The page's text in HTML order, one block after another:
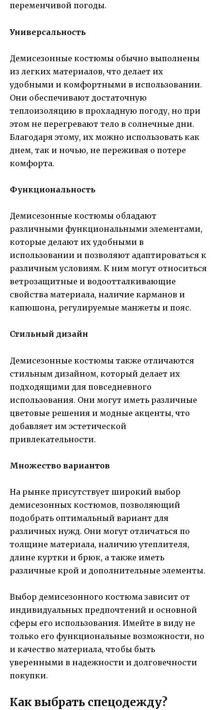
переменчивой погоды.
Универсальность
Демисезонные костюмы обычно выполнены
из легких материалов, что делает их
удобными и комфортными в использовании.
Они обеспечивают достаточную
теплоизоляцию в прохладную погоду, но при
этом не перегревают тело в солнечные дни.
Благодаря этому, их можно использовать как
днем, так и ночью, не переживая о потере
комфорта.
Функциональность
Демисезонные костюмы обладают
различными функциональными элементами,
которые делают их удобными в
использовании и позволяют адаптироваться к
различным условиям. К ним могут относиться
ветрозащитные и водоотталкивающие
свойства материала, наличие карманов и
капюшона, регулируемые манжеты и пояс.
Стильный дизайн
Демисезонные костюмы также отличаются
стильным дизайном, который делает их
подходящими для повседневного
использования. Они могут иметь различные
цветовые решения и модные акценты, что
добавляет им эстетической
привлекательности.
Множество вариантов
На рынке присутствует широкий выбор
демисезонных костюмов, позволяющий
подобрать оптимальный вариант для
различных нужд. Они могут отличаться по
толщине материала, наличию утеплителя,
длине куртки и брюк, а также иметь
различные крой и дополнительные элементы.
Выбор демисезонного костюма зависит от
индивидуальных предпочтений и основной
сферы его использования. Имейте в виду не
только его функциональные возможности, но
и качество материала, чтобы быть
уверенными в надежности и долговечности
покупки.
Как выбрать спецодежду?